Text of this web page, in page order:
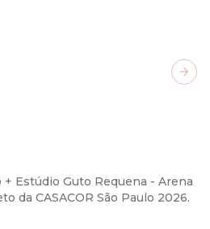
+ Estúdio Guto Requena - Arena
da CASACOR São Paulo 2026.